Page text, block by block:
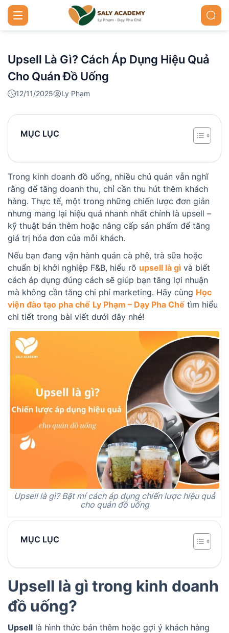
Upsell Là Gì? Cách Áp Dụng Hiệu Quả
Cho Quán Đồ Uống
12/11/2025 Ly Phạm
MỤC LỤC
Trong kinh doanh đồ uống, nhiều chủ quán vẫn nghĩ
rằng để tăng doanh thu, chỉ cần thu hút thêm khách
hàng. Thực tế, một trong những chiến lược đơn giản
nhưng mang lại hiệu quả nhanh nhất chính là upsell –
kỹ thuật bán thêm hoặc nâng cấp sản phẩm để tăng
giá trị hóa đơn của mỗi khách.
Nếu bạn đang vận hành quán cà phê, trà sữa hoặc
chuẩn bị khởi nghiệp F&B, hiểu rõ upsell là gì và biết
cách áp dụng đúng cách sẽ giúp bạn tăng lợi nhuận
mà không cần tăng chi phí marketing. Hãy cùng Học
viện đào tạo pha chế Ly Phạm – Dạy Pha Chế tìm hiểu
chi tiết trong bài viết dưới đây nhé!
Upsell là gì? Bật mí cách áp dụng chiến lược hiệu quả
cho quán đồ uống
MỤC LỤC
Upsell là gì trong kinh doanh
đồ uống?
Upsell là hình thức bán thêm hoặc gợi ý khách hàng